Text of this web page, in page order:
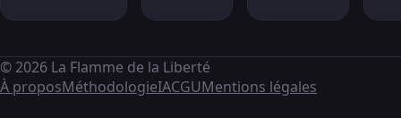
© 2026 La Flamme de la Liberté
À proposMéthodologieIACGUMentions légales